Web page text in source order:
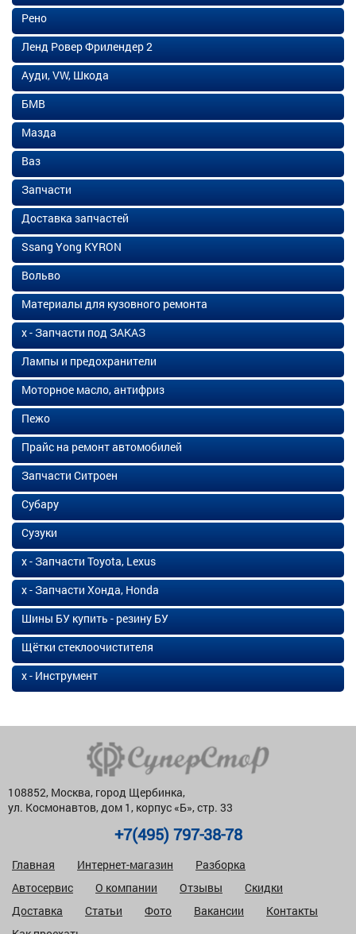
Рено
Ленд Ровер Фрилендер 2
Ауди, VW, Шкода
БМВ
Мазда
Ваз
Запчасти
Доставка запчастей
Ssang Yong KYRON
Вольво
Материалы для кузовного ремонта
х - Запчасти под ЗАКАЗ
Лампы и предохранители
Моторное масло, антифриз
Пежо
Прайс на ремонт автомобилей
Запчасти Ситроен
Субару
Сузуки
х - Запчасти Toyota, Lexus
х - Запчасти Хонда, Honda
Шины БУ купить - резину БУ
Щётки стеклоочистителя
х - Инструмент
108852, Москва, город Щербинка,
ул. Космонавтов, дом 1, корпус «Б», стр. 33
+7(495) 797-38-78
Главная Интернет-магазин
Разборка
Автосервис
О компании Отзывы
Скидки
Доставка
Статьи Фото Вакансии
Контакты